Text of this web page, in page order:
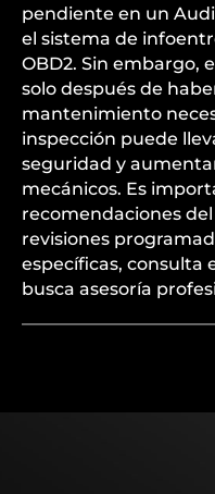
pendiente en un
el sistema de
OBD2. Sin embargo,
solo después de
mantenimiento
inspección puede
seguridad y
mecánicos. Es
recomendaciones
revisiones
específicas, consulta
busca asesoría